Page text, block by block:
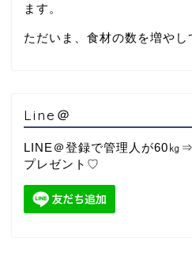
ます。
ただいま、食材の数を増やし
Line＠
LINE＠登録で管理人が60㎏
プレゼント♡